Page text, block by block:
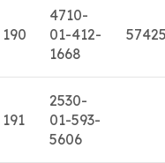
190
4710-
01-412-
1668
191
2530-
01-593-
5606